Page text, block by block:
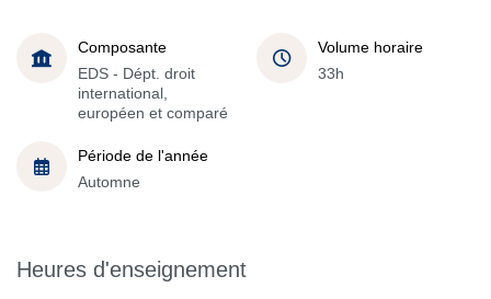
Composante
EDS - Dépt. droit
international,
européen et comparé
Volume horaire
33h
Période de l'année
Automne
Heures d'enseignement